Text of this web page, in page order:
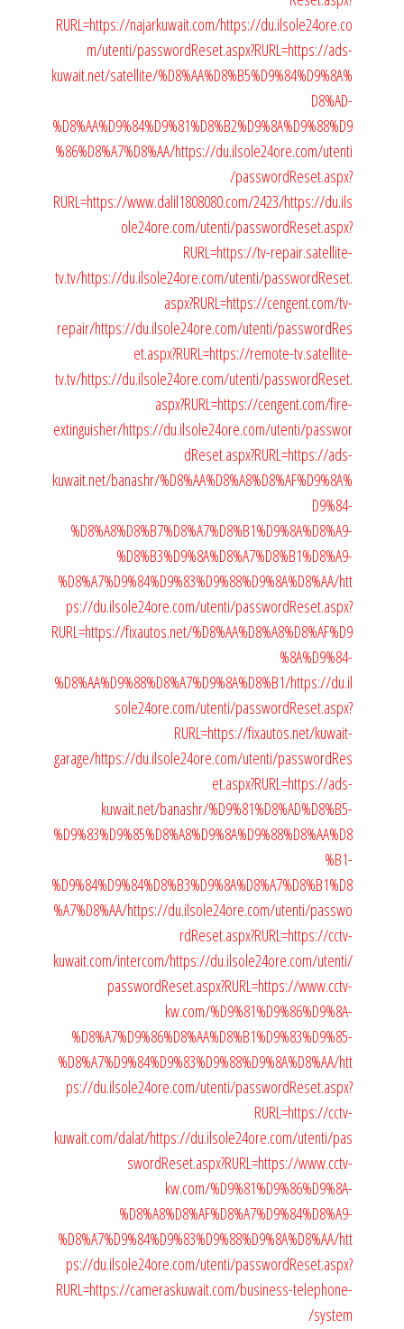
RURL=https://najarkuwait.com/https://du.ilsole24ore.co
m/utenti/passwordReset.aspx?RURL=https://ads-
kuwait.net/satellite/%D8%AA%D8%B5%D9%84%D9%8A%
D8%AD-
%D8%AA%D9%84%D9%81%D8%B2%D9%8A%D9%88%D9
%86%D8%A7%D8%AA/https://du.ilsole24ore.com/utenti
/passwordReset.aspx?
RURL=https://www.dalil1808080.com/2423/https://du.ils
ole24ore.com/utenti/passwordReset.aspx?
RURL=https://tv-repair.satellite-
tv.tv/https://du.ilsole24ore.com/utenti/passwordReset.
aspx?RURL=https://cengent.com/tv-
repair/https://du.ilsole24ore.com/utenti/passwordRes
et.aspx?RURL=https://remote-tv.satellite-
tv.tv/https://du.ilsole24ore.com/utenti/passwordReset.
aspx?RURL=https://cengent.com/fire-
extinguisher/https://du.ilsole24ore.com/utenti/passwor
dReset.aspx?RURL=https://ads-
kuwait.net/banashr/%D8%AA%D8%A8%D8%AF%D9%8A%
D9%84-
%D8%A8%D8%B7%D8%A7%D8%B1%D9%8A%D8%A9-
%D8%B3%D9%8A%D8%A7%D8%B1%D8%A9-
%D8%A7%D9%84%D9%83%D9%88%D9%8A%D8%AA/htt
ps://du.ilsole24ore.com/utenti/passwordReset.aspx?
RURL=https://fixautos.net/%D8%AA%D8%A8%D8%AF%D9
%8A%D9%84-
%D8%AA%D9%88%D8%A7%D9%8A%D8%B1/https://du.il
sole24ore.com/utenti/passwordReset.aspx?
RURL=https://fixautos.net/kuwait-
garage/https://du.ilsole24ore.com/utenti/passwordRes
et.aspx?RURL=https://ads-
kuwait.net/banashr/%D9%81%D8%AD%D8%B5-
%D9%83%D9%85%D8%A8%D9%8A%D9%88%D8%AA%D8
%B1-
%D9%84%D9%84%D8%B3%D9%8A%D8%A7%D8%B1%D8
%A7%D8%AA/https://du.ilsole24ore.com/utenti/passwo
rdReset.aspx?RURL=https://cctv-
kuwait.com/intercom/https://du.ilsole24ore.com/utenti/
passwordReset.aspx?RURL=https://www.cctv-
kw.com/%D9%81%D9%86%D9%8A-
%D8%A7%D9%86%D8%AA%D8%B1%D9%83%D9%85-
%D8%A7%D9%84%D9%83%D9%88%D9%8A%D8%AA/htt
ps://du.ilsole24ore.com/utenti/passwordReset.aspx?
RURL=https://cctv-
kuwait.com/dalat/https://du.ilsole24ore.com/utenti/pas
swordReset.aspx?RURL=https://www.cctv-
kw.com/%D9%81%D9%86%D9%8A-
%D8%A8%D8%AF%D8%A7%D9%84%D8%A9-
%D8%A7%D9%84%D9%83%D9%88%D9%8A%D8%AA/htt
ps://du.ilsole24ore.com/utenti/passwordReset.aspx?
RURL=https://cameraskuwait.com/business-telephone-
system/